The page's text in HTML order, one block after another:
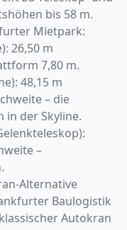
bis 58 m.
Mietpark:
26,50 m
7,80 m.
48,15 m
– die
der Skyline.
–
Alternative
Baulogistik
Autokran